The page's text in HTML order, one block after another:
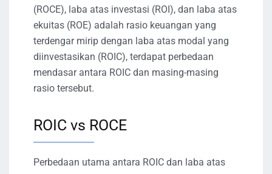
(ROCE), laba atas investasi (ROI), dan laba atas
ekuitas (ROE) adalah rasio keuangan yang
terdengar mirip dengan laba atas modal yang
diinvestasikan (ROIC), terdapat perbedaan
mendasar antara ROIC dan masing-masing
rasio tersebut.
ROIC vs ROCE
Perbedaan utama antara ROIC dan laba atas